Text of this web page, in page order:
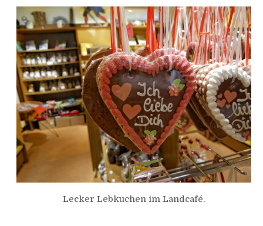
Lecker Lebkuchen im Landcafé.